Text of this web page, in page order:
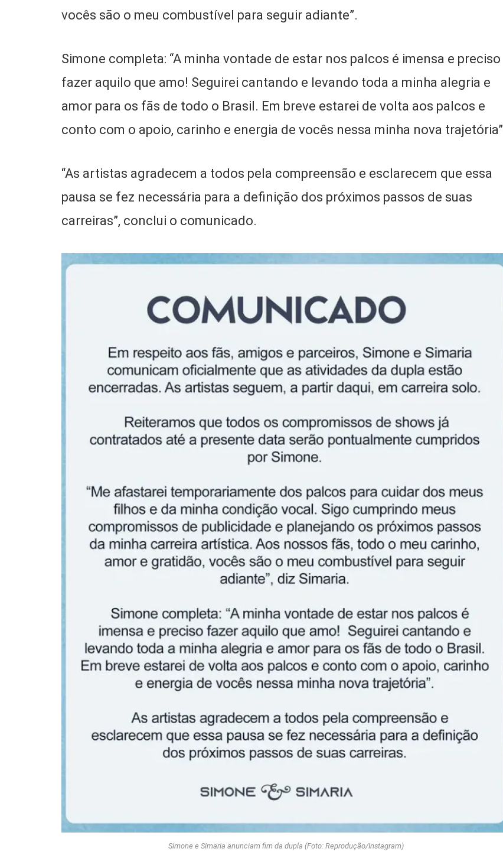
vocês são o meu combustível para seguir adiante”.
Simone completa: “A minha vontade de estar nos palcos é imensa e preciso
fazer aquilo que amo! Seguirei cantando e levando toda a minha alegria e
amor para os fãs de todo o Brasil. Em breve estarei de volta aos palcos e
conto com o apoio, carinho e energia de vocês nessa minha nova trajetória”
“As artistas agradecem a todos pela compreensão e esclarecem que essa
pausa se fez necessária para a definição dos próximos passos de suas
carreiras”, conclui o comunicado.
Simone e Simaria anunciam fim da dupla (Foto: Reprodução/Instagram)